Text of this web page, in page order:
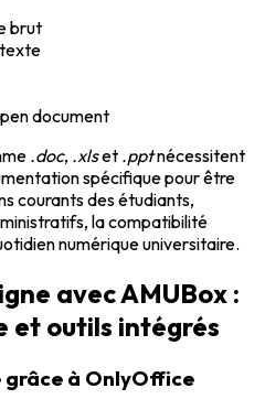
brut
document
.doc, .xlset .pptnécessitent
spécifique pour être
courants des étudiants,
la compatibilité
numérique universitaire.
avec AMUBox :
et outils intégrés
à OnlyOffice